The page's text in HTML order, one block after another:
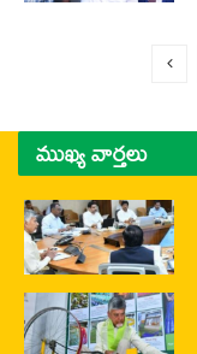
ముఖ్య వార్తలు